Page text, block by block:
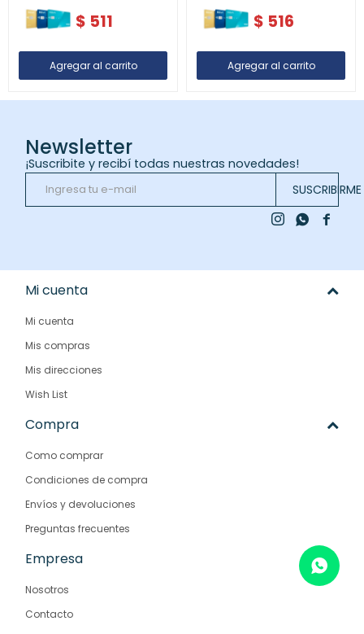
$ 511
$ 516
Newsletter
¡Suscribite y recibí todas nuestras novedades!
SUSCRIBIRME

 
Mi cuenta
Mi cuenta
Mis compras
Mis direcciones
Wish List
Compra
Como comprar
Condiciones de compra
Envíos y devoluciones
Preguntas frecuentes
Empresa
Nosotros
Contacto